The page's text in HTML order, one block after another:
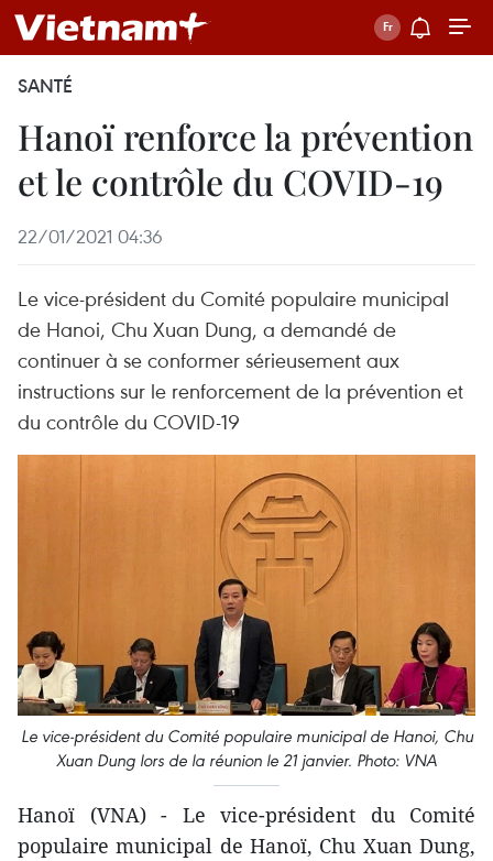
SANTÉ
Hanoï renforce la prévention
et le contrôle du COVID-19
22/01/2021 04:36
Le vice-président du Comité populaire municipal
de Hanoi, Chu Xuan Dung, a demandé de
continuer à se conformer sérieusement aux
instructions sur le renforcement de la prévention et
du contrôle du COVID-19
Le vice-président du Comité populaire municipal de Hanoi, Chu
Xuan Dung lors de la réunion le 21 janvier. Photo: VNA
Hanoï (VNA) - Le vice-président du Comité
populaire municipal de Hanoï, Chu Xuan Dung,